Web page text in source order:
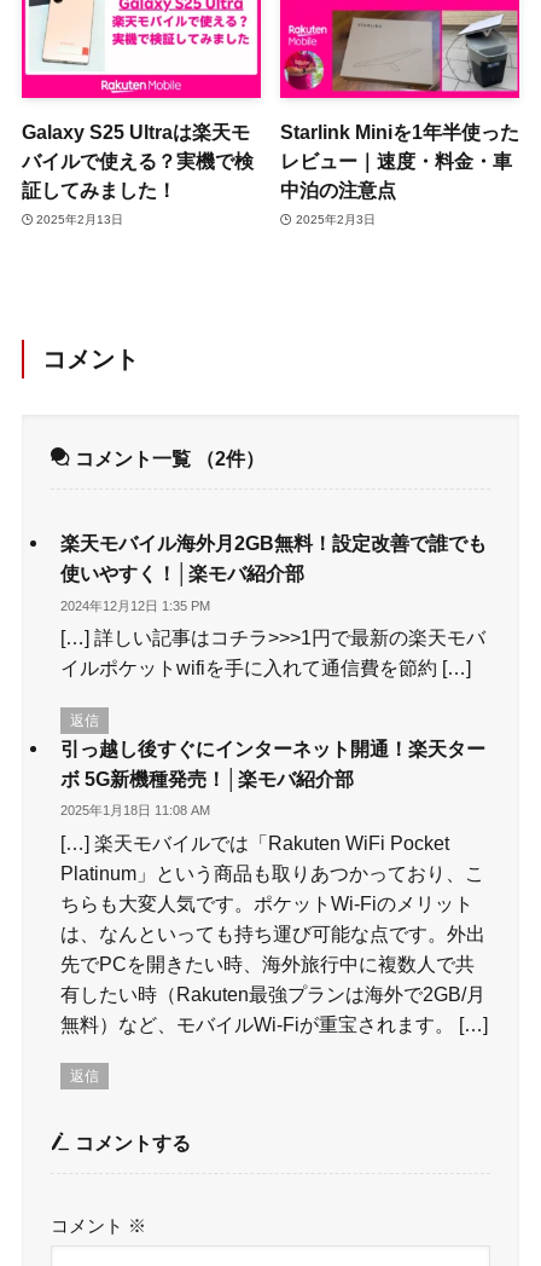
Galaxy S25 Ultraは楽天モ
バイルで使える？実機で検
証してみました！
2025年2月13日
Starlink Miniを1年半使った
レビュー｜速度・料金・車
中泊の注意点
2025年2月3日
コメント
コメント一覧 （2件）
楽天モバイル海外月2GB無料！設定改善で誰でも
使いやすく！│楽モバ紹介部
2024年12月12日 1:35 PM
[…] 詳しい記事はコチラ>>>1円で最新の楽天モバ
イルポケットwifiを手に入れて通信費を節約 […]
返信
引っ越し後すぐにインターネット開通！楽天ター
ボ 5G新機種発売！│楽モバ紹介部
2025年1月18日 11:08 AM
[…] 楽天モバイルでは「Rakuten WiFi Pocket
Platinum」という商品も取りあつかっており、こ
ちらも大変人気です。ポケットWi-Fiのメリット
は、なんといっても持ち運び可能な点です。外出
先でPCを開きたい時、海外旅行中に複数人で共
有したい時（Rakuten最強プランは海外で2GB/月
無料）など、モバイルWi-Fiが重宝されます。 […]
返信
コメントする
コメント ※